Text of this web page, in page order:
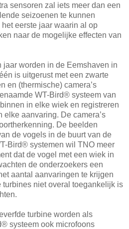
sensoren zal iets meer dan een
seizoenen te kunnen
eerste jaar waarin al op
naar de mogelijke effecten van
jaar worden in de Eemshaven in
is uitgerust met een zwarte
en (thermische) camera’s
WT-Bird® systeem van
in elke wiek en registreren
aanvaring. De camera’s
De beelden
de vogels in de buurt van de
Bird® systemen wil TNO meer
dat de vogel met een wiek in
de onderzoekers een
aantal aanvaringen te krijgen
turbines niet overal toegankelijk is
turbine worden als
systeem ook microfoons